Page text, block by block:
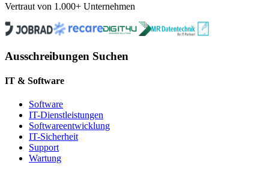
Vertraut von 1.000+ Unternehmen
Ausschreibungen Suchen
IT & Software
Software
IT-Dienstleistungen
Softwareentwicklung
IT-Sicherheit
Support
Wartung